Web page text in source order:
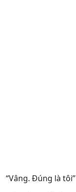
“Vâng. Đúng là tôi”